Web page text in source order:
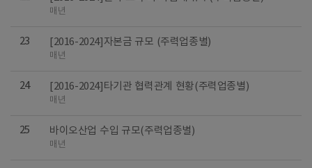
매년
23 [2016-2024]자본금 규모 (주력업종별)
매년
24 [2016-2024]타기관 협력관계 현황(주력업종별)
매년
25 바이오산업 수입 규모(주력업종별)
매년